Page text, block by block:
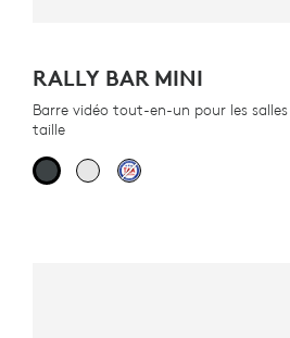
RALLY BAR MINI
Barre vidéo tout-en-un pour les
taille